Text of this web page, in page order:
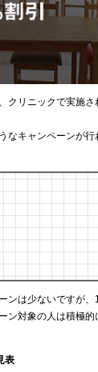
クリニックで実施
なキャンペーンが行
ンは少ないですが
ン対象の人は積極的
表